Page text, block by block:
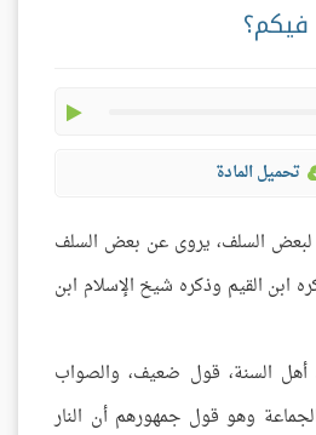
فيكم؟
تحميل المادة
لبعض السلف، يروى عن بعض السلف
ابن القيم وذكره شيخ الإسلام ابن
السنة، قول ضعيف، والصواب
وهو قول جمهورهم أن النار